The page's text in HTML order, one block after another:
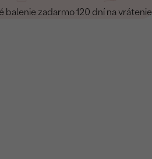
balenie zadarmo120 dní na vrátenie